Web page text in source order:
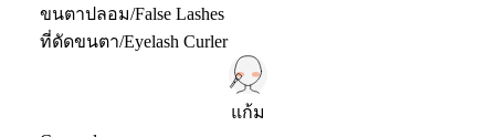
ขนตาปลอม/False Lashes
ที่ดัดขนตา/Eyelash Curler
แก้ม